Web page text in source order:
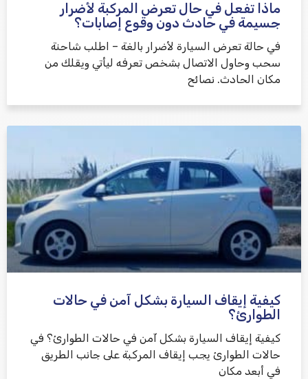
ماذا تفعل في حال تعرض المركبة لأضرار
جسيمة في حادث دون وقوع إصابات؟
في حالة تعرض السيارة لأضرار بالغة – اطلب شاحنة
سحب وحاول الاتصال بشخص تعرفه ليأتي ويقلك من
مكان الحادث. نصائح
كيفية إيقاف السيارة بشكل آمن في حالات
الطوارئ؟
كيفية إيقاف السيارة بشكل آمن في حالات الطوارئ؟ في
حالات الطوارئ يجب إيقاف المركبة على جانب الطريق
في أبعد مكان